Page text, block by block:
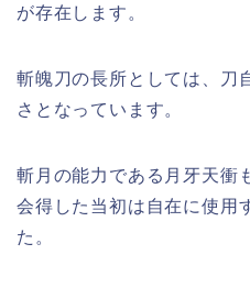
が存在します。
斬魄刀の長所としては、刀
さとなっています。
斬月の能力である月牙天衝
会得した当初は自在に使用
た。